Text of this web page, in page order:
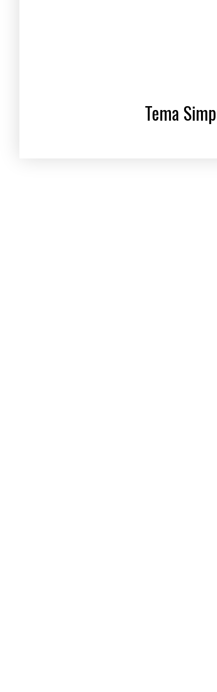
Tema